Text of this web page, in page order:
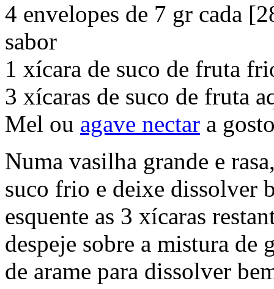
4 envelopes de 7 gr cada
sabor
1 xícara de suco de fruta
3 xícaras de suco de fruta
Mel ou agave nectar a
Numa vasilha grande e
suco frio e deixe dissolver
esquente as 3 xícaras
despeje sobre a mistura
de arame para dissolver